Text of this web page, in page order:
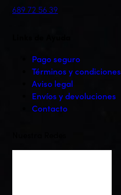
689 72 56 39
Pago seguro
Términos y condiciones
Aviso legal
Envíos y devoluciones
Contacto